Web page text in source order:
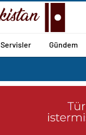
Servisler Gündem